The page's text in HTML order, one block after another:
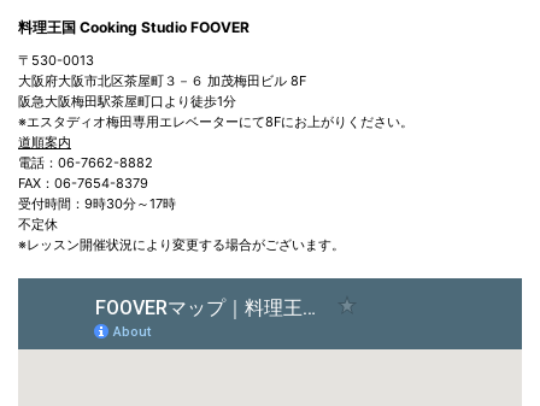
料理王国 Cooking Studio FOOVER
〒530-0013
大阪府大阪市北区茶屋町３－６ 加茂梅田ビル 8F
阪急大阪梅田駅茶屋町口より徒歩1分
※エスタディオ梅田専用エレベーターにて8Fにお上がりください。
道順案内
電話：06-7662-8882
FAX：06-7654-8379
受付時間：9時30分～17時
不定休
※レッスン開催状況により変更する場合がございます。